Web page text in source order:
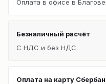
Оплата в офисе в
Безналичный расчёт
С НДС и без НДС.
Оплата на карту